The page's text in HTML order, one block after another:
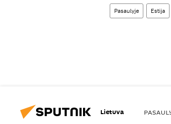
Pasaulyje Estija
Lietuva